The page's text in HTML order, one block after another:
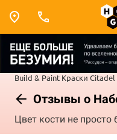
Build & Paint Краски
Отзывы о
Цвет кости не просто